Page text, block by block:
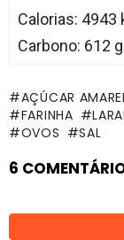
Calorias: 4943
Carbono: 612
AÇÚCAR
FARINHA
OVOS
SAL
6